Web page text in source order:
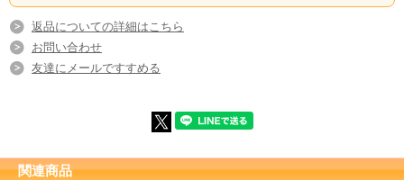
返品についての詳細はこちら
お問い合わせ
友達にメールですすめる
関連商品